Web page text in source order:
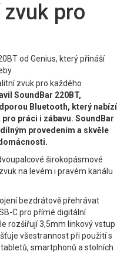
pro
od Genius, který přináší
SoundBar 220BT,
Bluetooth, který nabízí
práci i zábavu. SoundBar
provedením a skvěle
širokopásmové
na levém i pravém kanálu
bezdrátově přehrávat
C pro přímé digitální
rozšiřují 3,5mm linkový vstup
všestrannost při použití s
smartphonů a stolních